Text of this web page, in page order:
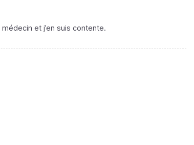
et j’en suis contente.